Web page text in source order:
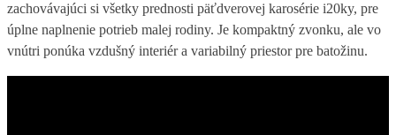
zachovávajúci si všetky prednosti päťdverovej karosérie i20ky, pre
úplne naplnenie potrieb malej rodiny. Je kompaktný zvonku, ale vo
vnútri ponúka vzdušný interiér a variabilný priestor pre batožinu.